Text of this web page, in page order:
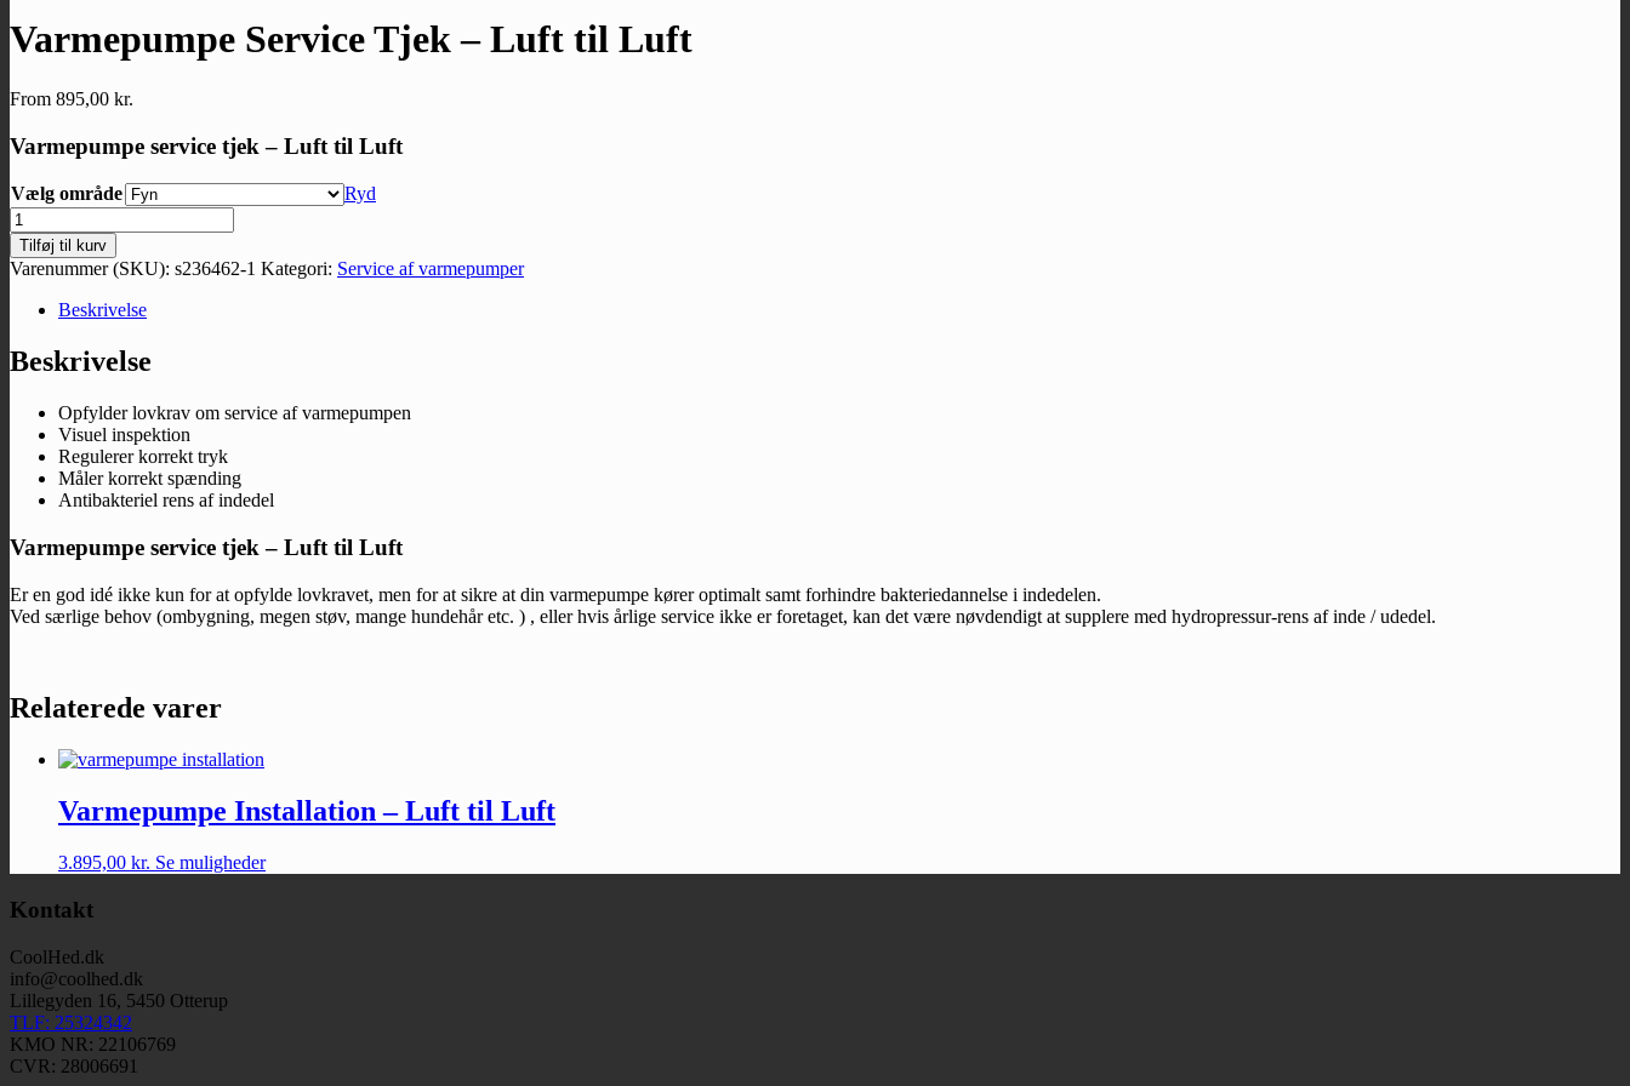
Varmepumpe Service Tjek – Luft til Luft
From 895,00 kr.
Varmepumpe service tjek – Luft til Luft
Vælg område
Ryd
Varmepumpe
Service
Tjek
Luft
Luft
antal
Tilføj til kurv
Varenummer (SKU): s236462-1 Kategori: Service af varmepumper
Beskrivelse
Beskrivelse
Opfylder lovkrav om service af varmepumpen
Visuel inspektion
Regulerer korrekt tryk
Måler korrekt spænding
Antibakteriel rens af indedel
Varmepumpe service tjek – Luft til Luft
Er en god idé ikke kun for at opfylde lovkravet, men for at sikre at din varmepumpe kører optimalt samt forhindre bakteriedannelse i indedelen.
Ved særlige behov (ombygning, megen støv, mange hundehår etc. ) , eller hvis årlige service ikke er foretaget, kan det være nøvdendigt at supplere med hydropressur-rens af inde / udedel.
Relaterede varer
Varmepumpe Installation – Luft til Luft
3.895,00 kr. Se muligheder
Kontakt
CoolHed.dk
info@coolhed.dk
Lillegyden 16, 5450 Otterup
TLF: 25324342
KMO NR: 22106769
CVR: 28006691